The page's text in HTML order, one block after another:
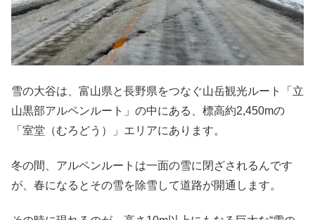
雪の大谷は、富山県と長野県をつなぐ山岳観光ルート「立
山黒部アルペンルート」の中にある、標高約2,450mの
「室堂（むろどう）」エリアにあります。
冬の間、アルペンルートは一面の雪に閉ざされるんです
が、春になるとその雪を除雪して道路が開通します。